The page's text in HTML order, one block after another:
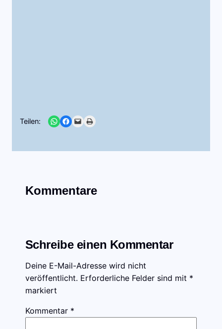
Teilen: Share on WhatsApp
Share on Facebook
Email this PagePrint this Page
Kommentare
Schreibe einen Kommentar
Deine E-Mail-Adresse wird nicht
veröffentlicht. Erforderliche Felder sind mit *
markiert
Kommentar *